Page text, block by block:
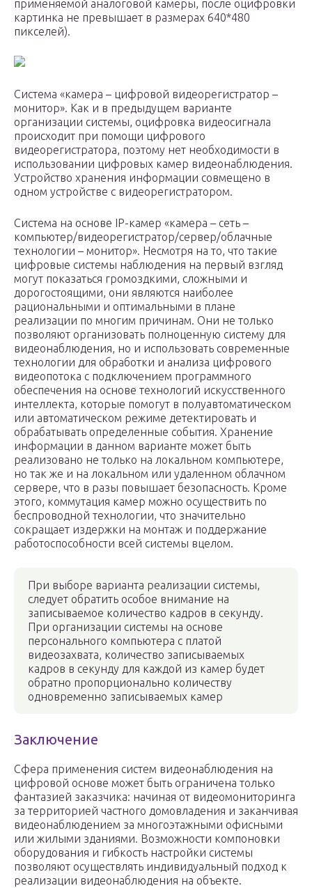
применяемой аналоговой камеры, после оцифровки
картинка не превышает в размерах 640*480
пикселей).
Система «камера – цифровой видеорегистратор –
монитор». Как и в предыдущем варианте
организации системы, оцифровка видеосигнала
происходит при помощи цифрового
видеорегистратора, поэтому нет необходимости в
использовании цифровых камер видеонаблюдения.
Устройство хранения информации совмещено в
одном устройстве с видеорегистратором.
Система на основе IP-камер «камера – сеть –
компьютер/видеорегистратор/сервер/облачные
технологии – монитор». Несмотря на то, что такие
цифровые системы наблюдения на первый взгляд
могут показаться громоздкими, сложными и
дорогостоящими, они являются наиболее
рациональными и оптимальными в плане
реализации по многим причинам. Они не только
позволяют организовать полноценную систему для
видеонаблюдения, но и использовать современные
технологии для обработки и анализа цифрового
видеопотока с подключением программного
обеспечения на основе технологий искусственного
интеллекта, которые помогут в полуавтоматическом
или автоматическом режиме детектировать и
обрабатывать определенные события. Хранение
информации в данном варианте может быть
реализовано не только на локальном компьютере,
но так же и на локальном или удаленном облачном
сервере, что в разы повышает безопасность. Кроме
этого, коммутация камер можно осуществить по
беспроводной технологии, что значительно
сокращает издержки на монтаж и поддержание
работоспособности всей системы вцелом.
При выборе варианта реализации системы,
следует обратить особое внимание на
записываемое количество кадров в секунду.
При организации системы на основе
персонального компьютера с платой
видеозахвата, количество записываемых
кадров в секунду для каждой из камер будет
обратно пропорционально количеству
одновременно записываемых камер
Заключение
Сфера применения систем видеонаблюдения на
цифровой основе может быть ограничена только
фантазией заказчика: начиная от видеомониторинга
за территорией частного домовладения и заканчивая
видеонаблюдением за многоэтажными офисными
или жилыми зданиями. Возможности компоновки
оборудования и гибкость настройки системы
позволяют осуществлять индивидуальный подход к
реализации видеонаблюдения на объекте.